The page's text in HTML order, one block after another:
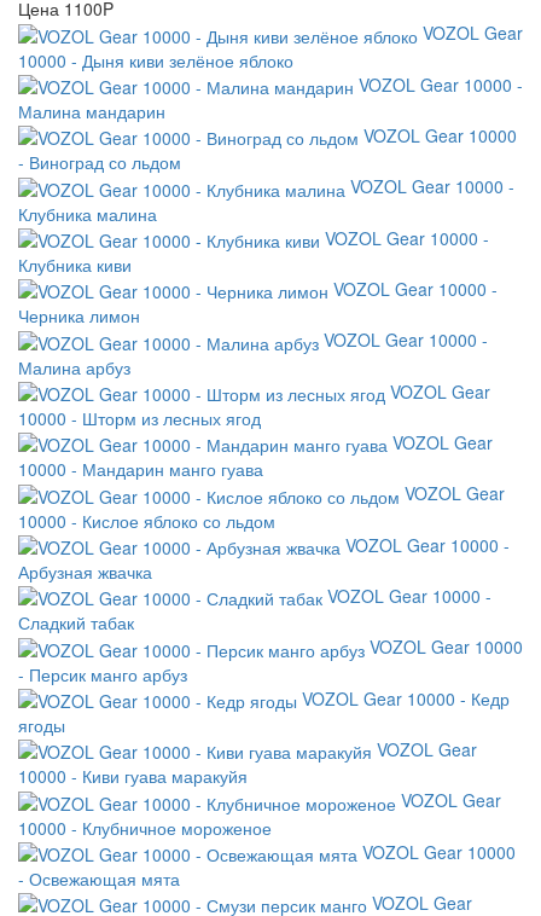
Цена 1100P
VOZOL Gear
10000 - Дыня киви зелёное яблоко
VOZOL Gear 10000 -
Малина мандарин
VOZOL Gear 10000
- Виноград со льдом
VOZOL Gear 10000 -
Клубника малина
VOZOL Gear 10000 -
Клубника киви
VOZOL Gear 10000 -
Черника лимон
VOZOL Gear 10000 -
Малина арбуз
VOZOL Gear
10000 - Шторм из лесных ягод
VOZOL Gear
10000 - Мандарин манго гуава
VOZOL Gear
10000 - Кислое яблоко со льдом
VOZOL Gear 10000 -
Арбузная жвачка
VOZOL Gear 10000 -
Сладкий табак
VOZOL Gear 10000
- Персик манго арбуз
VOZOL Gear 10000 - Кедр
ягоды
VOZOL Gear
10000 - Киви гуава маракуйя
VOZOL Gear
10000 - Клубничное мороженое
VOZOL Gear 10000
- Освежающая мята
VOZOL Gear